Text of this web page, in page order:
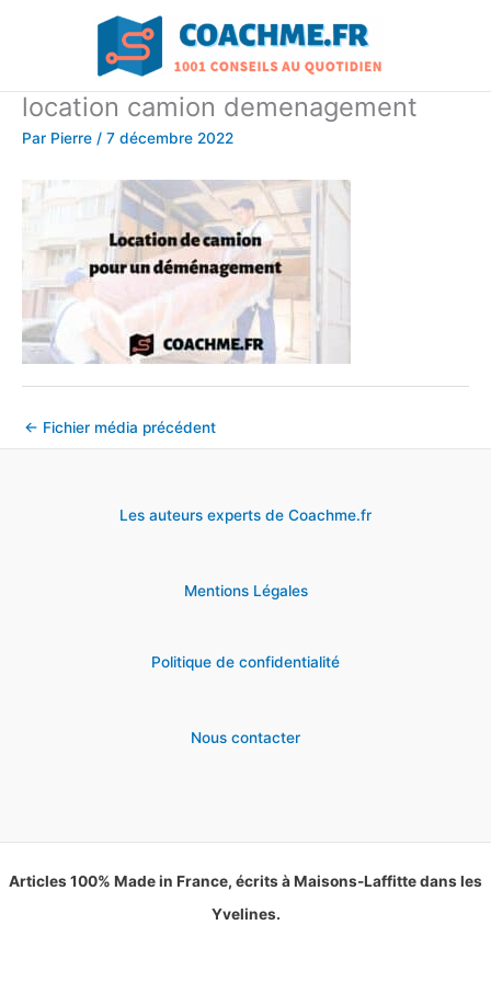
location camion demenagement
Par Pierre / 7 décembre 2022
← Fichier média précédent
Les auteurs experts de Coachme.fr
Mentions Légales
Politique de confidentialité
Nous contacter
Articles 100% Made in France, écrits à Maisons-Laffitte dans les
Yvelines.